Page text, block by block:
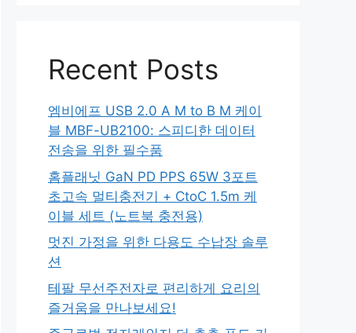
Recent Posts
엠비에프 USB 2.0 A M to B M 케이
블 MBF-UB2100: 스피디한 데이터
전송을 위한 필수품
홈플래닛 GaN PD PPS 65W 3포트
초고속 멀티충전기 + CtoC 1.5m 케
이블 세트 (노트북 충전용)
멋진 가정을 위한 다용도 수납장 솔루
션
테팔 무선주전자로 편리하게 요리의
즐거움을 만나보세요!